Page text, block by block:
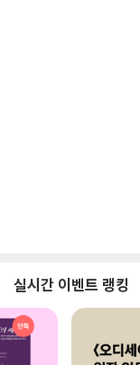
실시간 이벤트 랭킹